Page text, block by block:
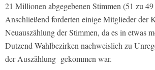
21 Millionen abgegebenen Stimmen (51 zu
Anschließend forderten einige Mitglieder der
Neuauszählung der Stimmen, da es in etwas
Dutzend Wahlbezirken nachweislich zu
der Auszählung gekommen war.